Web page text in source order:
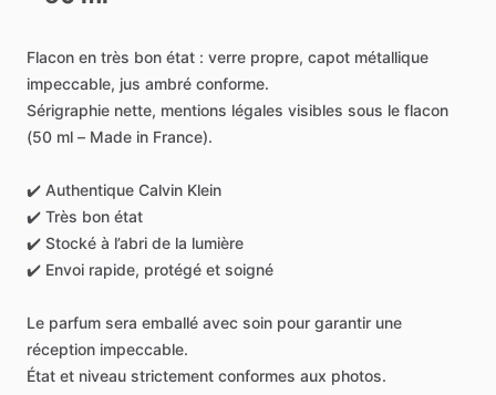
Flacon en très bon état : verre propre, capot métallique
impeccable, jus ambré conforme.
Sérigraphie nette, mentions légales visibles sous le flacon
(50 ml – Made in France).
✔️ Authentique Calvin Klein
✔️ Très bon état
✔️ Stocké à l’abri de la lumière
✔️ Envoi rapide, protégé et soigné
Le parfum sera emballé avec soin pour garantir une
réception impeccable.
État et niveau strictement conformes aux photos.